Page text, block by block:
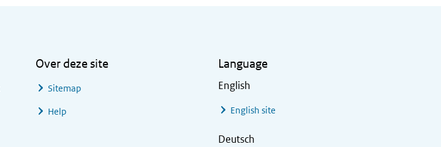
Over deze site
Sitemap
Help
Language
English
English site
Deutsch